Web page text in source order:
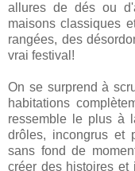
allures de dés ou
maisons classiques
rangées, des
vrai festival!
On se surprend à
habitations
ressemble le plus à
drôles, incongrus et
sans fond de
créer des histoires et